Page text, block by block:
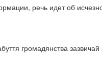
речь идет об
громадянства зазвичай